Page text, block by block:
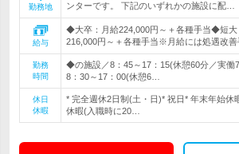
勤務地
ンターです。 下記のいずれかの施設に配…
給与
◆大卒：月給224,000円～＋各種手当◆短大
216,000円～＋各種手当※月給には処遇改善
勤務
時間
◆の施設／8：45～17：15(休憩60分／実働
8：30～17：00(休憩6…
休日
休暇
* 完全週休2日制(土・日)* 祝日* 年末年始休
休暇(入職時に20…